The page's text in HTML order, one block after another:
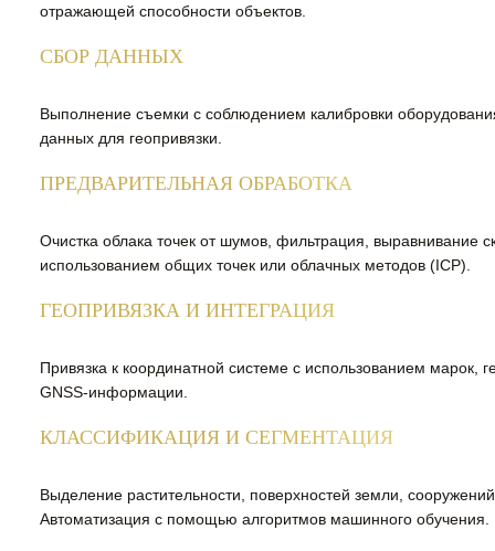
отражающей способности объектов.
СБОР ДАННЫХ
Выполнение съемки с соблюдением калибровки
данных для геопривязки.
ПРЕДВАРИТЕЛЬНАЯ ОБРАБОТКА
Очистка облака точек от шумов, фильтрация, выравнивание
использованием общих точек или облачных методов (ICP).
ГЕОПРИВЯЗКА И ИНТЕГРАЦИЯ
Привязка к координатной системе с использованием марок,
GNSS-информации.
КЛАССИФИКАЦИЯ И СЕГМЕНТАЦИЯ
Выделение растительности, поверхностей земли,
Автоматизация с помощью алгоритмов машинного обучения.